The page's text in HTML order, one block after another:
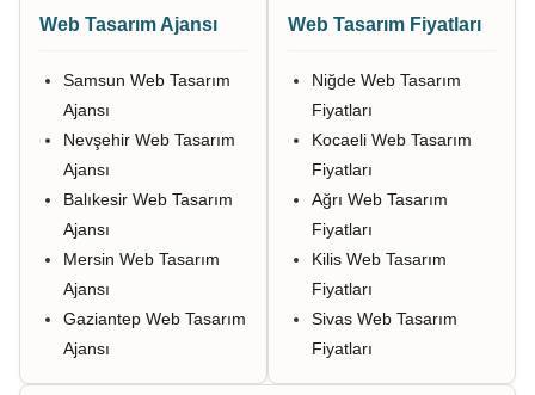
Web Tasarım Ajansı
Samsun Web Tasarım
Ajansı
Nevşehir Web Tasarım
Ajansı
Balıkesir Web Tasarım
Ajansı
Mersin Web Tasarım
Ajansı
Gaziantep Web Tasarım
Ajansı
Web Tasarım Fiyatları
Niğde Web Tasarım
Fiyatları
Kocaeli Web Tasarım
Fiyatları
Ağrı Web Tasarım
Fiyatları
Kilis Web Tasarım
Fiyatları
Sivas Web Tasarım
Fiyatları